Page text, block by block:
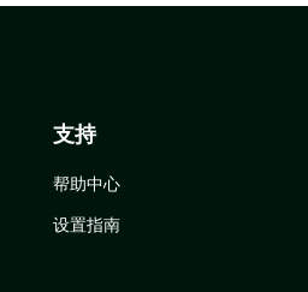
支持
帮助中心
设置指南